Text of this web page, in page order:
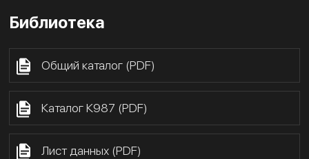
Библиотека
Общий каталог (PDF)
Каталог К987 (PDF)
Лист данных (PDF)